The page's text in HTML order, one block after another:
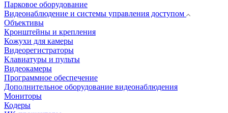
Парковое оборудование
Видеонаблюдение и системы управления доступом
Объективы
Кронштейны и крепления
Кожухи для камеры
Видеорегистраторы
Клавиатуры и пульты
Видеокамеры
Программное обеспечение
Дополнительное оборудование видеонаблюдения
Мониторы
Кодеры